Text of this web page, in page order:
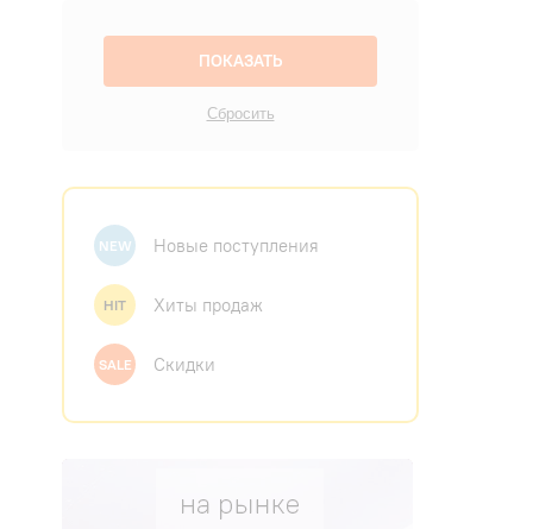
NEW Новые поступления
HIT Хиты продаж
SALE Скидки